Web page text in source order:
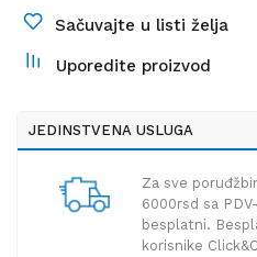
Sačuvajte u listi želja
Uporedite proizvod
JEDINSTVENA USLUGA
Za sve
6000rsd sa
besplatni.
korisnike